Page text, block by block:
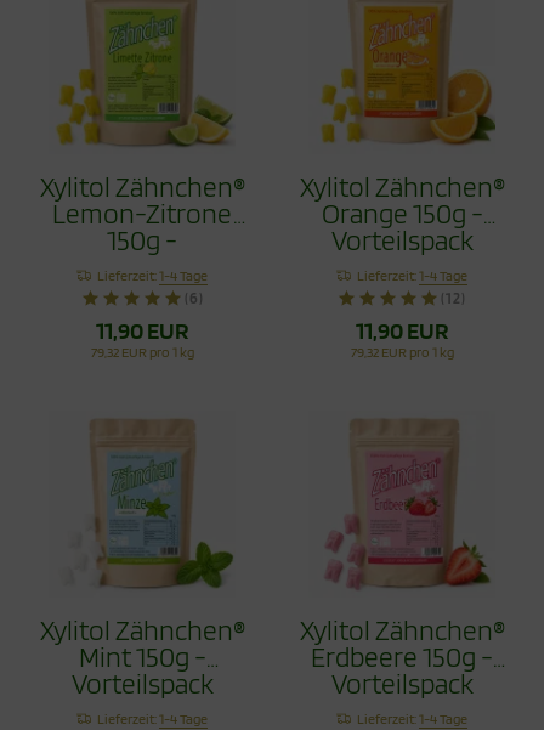
Xylitol Zähnchen®
Lemon-Zitrone
150g -
Vorteilspack
Lieferzeit:1-4 Tage
(6)
11,90 EUR
79,32 EUR pro 1 kg
Xylitol Zähnchen®
Orange 150g -
Vorteilspack
Lieferzeit:1-4 Tage
(12)
11,90 EUR
79,32 EUR pro 1 kg
Xylitol Zähnchen®
Mint 150g -
Vorteilspack
Lieferzeit:1-4 Tage
Xylitol Zähnchen®
Erdbeere 150g -
Vorteilspack
Lieferzeit:1-4 Tage